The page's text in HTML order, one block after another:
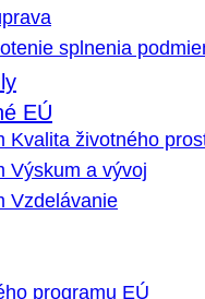
splnenia
EÚ
Kvalita životného
Výskum a vývoj
Vzdelávanie
programu EÚ